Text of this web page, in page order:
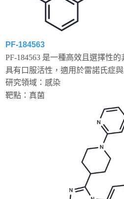
PF-184563
PF-184563 是一種高效且選擇性的
具有口服活性，適用於雷諾氏症
研究領域：感染
靶點：真菌